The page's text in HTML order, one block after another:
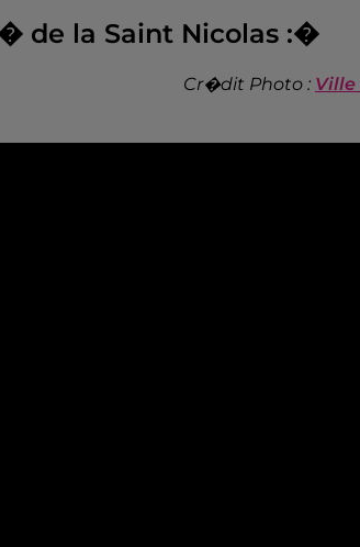
de la Saint Nicolas :�
Cr�dit Photo : Ville